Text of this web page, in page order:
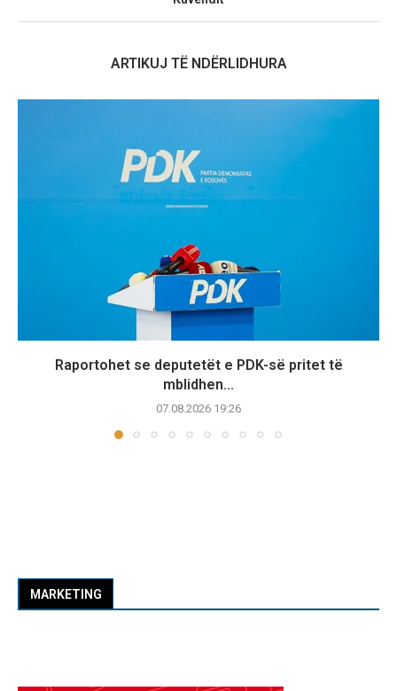
ARTIKUJ TË NDËRLIDHURA
Raportohet se deputetët e PDK-së pritet të
mblidhen...
07.08.2026 19:26
MARKETING